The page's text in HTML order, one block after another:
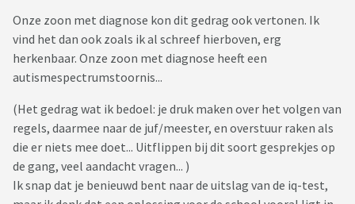
Onze zoon met diagnose kon dit gedrag ook vertonen. Ik
vind het dan ook zoals ik al schreef hierboven, erg
herkenbaar. Onze zoon met diagnose heeft een
autismespectrumstoornis...
(Het gedrag wat ik bedoel: je druk maken over het volgen van
regels, daarmee naar de juf/meester, en overstuur raken als
die er niets mee doet... Uitflippen bij dit soort gesprekjes op
de gang, veel aandacht vragen... )
Ik snap dat je benieuwd bent naar de uitslag van de iq-test,